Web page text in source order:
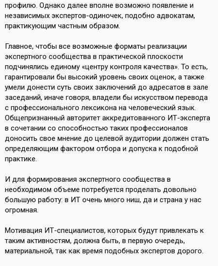
профилю. Однако далее вполне возможно появление и
независимых экспертов-одиночек, подобно адвокатам,
практикующим частным образом.
Главное, чтобы все возможные форматы реализации
экспертного сообщества в практической плоскости
подчинялись единому «центру контроля качества». То есть,
гарантировали бы высокий уровень своих оценок, а также
умели донести суть своих заключений до адресатов в зале
заседаний, иначе говоря, владели бы искусством перевода
с профессионального лексикона на человеческий язык.
Общепризнанный авторитет аккредитованного ИТ-эксперта
в сочетании со способностью таких профессионалов
доносить свое мнение до целевой аудитории должен стать
определяющим фактором отбора и допуска к подобной
практике.
И для формирования экспертного сообщества в
необходимом объеме потребуется проделать довольно
большую работу: в ИТ очень много ниш, да и страна у нас
огромная.
Мотивация ИТ-специалистов, которых будут привлекать к
таким активностям, должна быть, в первую очередь,
материальной, так как время подобных экспертов дорого.